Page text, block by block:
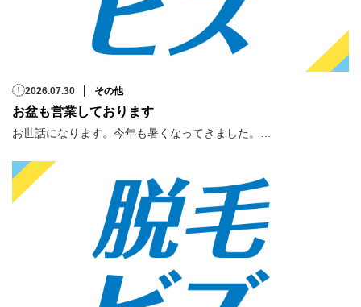
2026.07.30 その他
お盆も営業しております
お世話になります。今年も暑くなってきました。…